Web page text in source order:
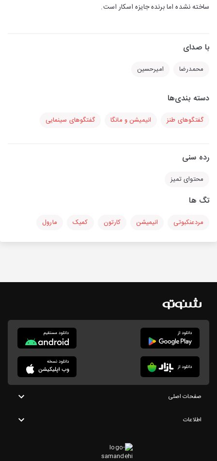
ساخته نشده اما برنده جایزه اسکار است.
با صدای
محمدرضا امیرحسین
دسته بندی‌ها
گفتگوهای طنز انیمیشن و مانگا گفتگوهای سینمایی
رده سنی
محتوای تمیز
تگ ها
مردعنکبوتی انیمیشن کارتون کمیک مارول
صفحات اصلی
اطلاعات